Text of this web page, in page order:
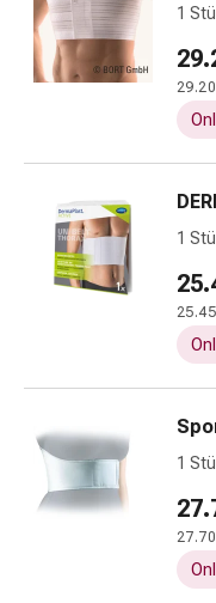
Übelkeit
Blähung
&
Krämpfe
Hautprobleme
Ekzem
Juckreiz
&
Warzen
Fusspilz
Narben
1
1
1